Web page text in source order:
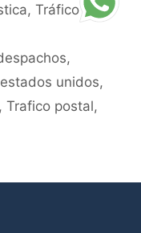
, Tráfico
,
estados unidos,
, Trafico postal,